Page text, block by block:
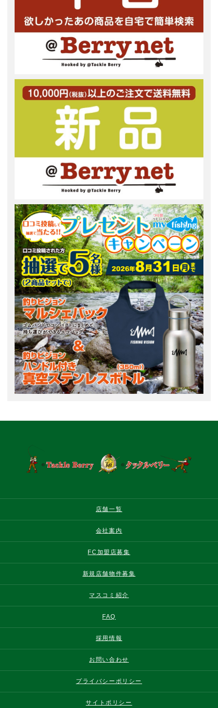
店舗一覧
会社案内
FC加盟店募集
新規店舗物件募集
マスコミ紹介
FAQ
採用情報
お問い合わせ
プライバシーポリシー
サイトポリシー